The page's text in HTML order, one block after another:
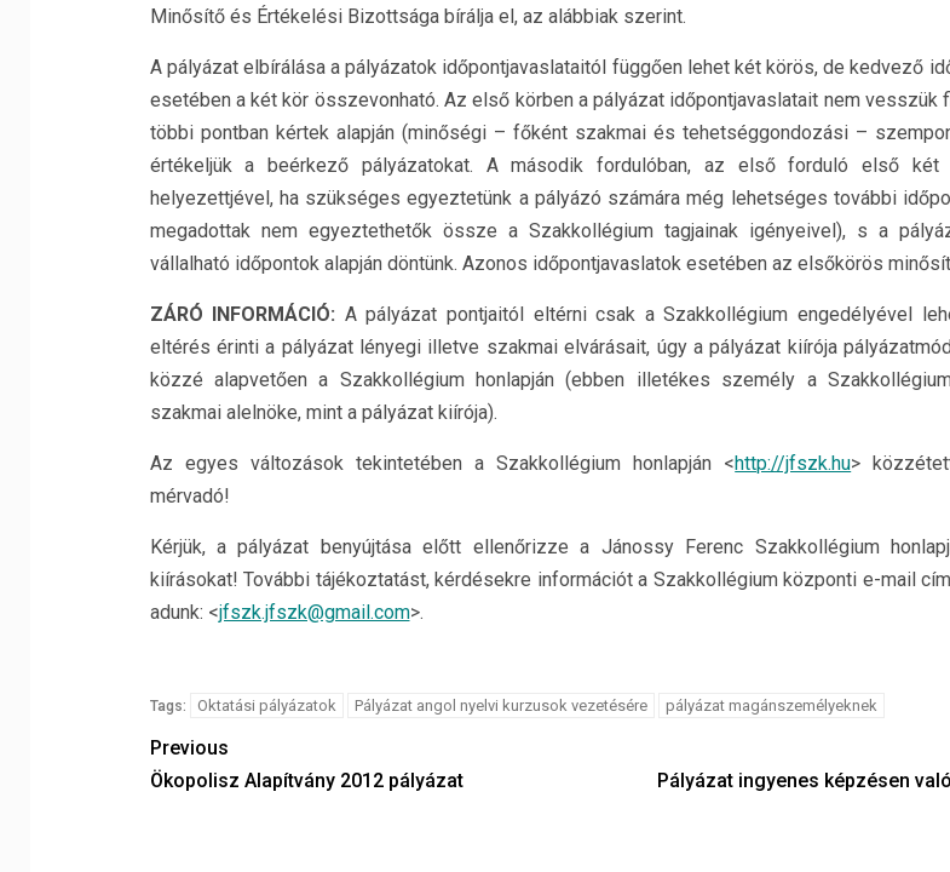
Minősítő és Értékelési Bizottsága bírálja el, az alábbiak szerint.
A pályázat elbírálása a pályázatok időpontjavaslataitól függően lehet két körös, de kedvező
esetében a két kör összevonható. Az első körben a pályázat időpontjavaslatait nem vesszük
többi pontban kértek alapján (minőségi – főként szakmai és tehetséggondozási –
értékeljük a beérkező pályázatokat. A második fordulóban, az első forduló első két
helyezettjével, ha szükséges egyeztetünk a pályázó számára még lehetséges további
megadottak nem egyeztethetők össze a Szakkollégium tagjainak igényeivel), s a
vállalható időpontok alapján döntünk. Azonos időpontjavaslatok esetében az elsőkörös
ZÁRÓ INFORMÁCIÓ: A pályázat pontjaitól eltérni csak a Szakkollégium engedélyével
eltérés érinti a pályázat lényegi illetve szakmai elvárásait, úgy a pályázat kiírója
közzé alapvetően a Szakkollégium honlapján (ebben illetékes személy a
szakmai alelnöke, mint a pályázat kiírója).
Az egyes változások tekintetében a Szakkollégium honlapján <http://jfszk.hu>
mérvadó!
Kérjük, a pályázat benyújtása előtt ellenőrizze a Jánossy Ferenc Szakkollégium
kiírásokat! További tájékoztatást, kérdésekre információt a Szakkollégium központi e-mail
adunk: <jfszk.jfszk@gmail.com>.
Tags: Oktatási pályázatok Pályázat angol nyelvi kurzusok vezetésére pályázat magánszemélyeknek
Previous
Ökopolisz Alapítvány 2012 pályázat
Pályázat ingyenes képzésen